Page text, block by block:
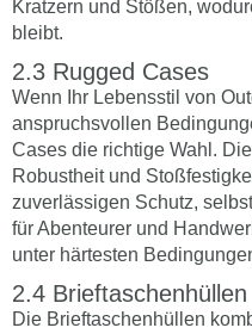
Kratzern und Stößen,
bleibt.
Rugged Cases
Wenn Ihr Lebensstil von
anspruchsvollen
Cases die richtige Wahl.
Robustheit und
zuverlässigen Schutz,
für Abenteurer und
unter härtesten
Brieftaschenhüllen
Die Brieftaschenhüllen